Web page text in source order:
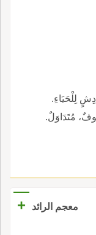
لِلْحَيَاءِ.
مُتَدَاوَلٌ.
معجم الرائد +